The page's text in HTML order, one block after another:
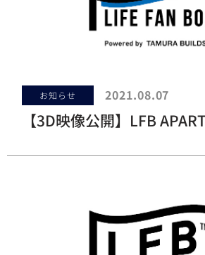
お知らせ 2021.08.07
【3D映像公開】LFB